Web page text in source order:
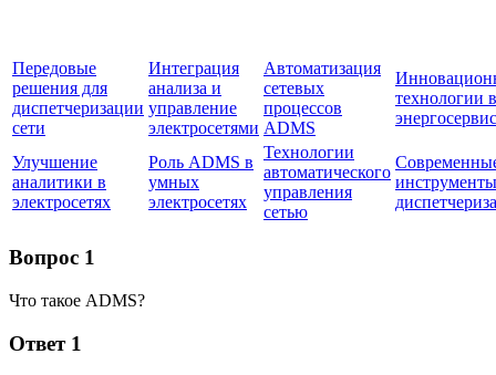
Передовые
решения для
диспетчеризации
сети
Интеграция
анализа и
управление
электросетями
Автоматизация
сетевых
процессов
ADMS
технологии в
Улучшение
аналитики в
электросетях
Роль ADMS в
умных
электросетях
Технологии
автоматического
управления
сетью
инструменты
Вопрос 1
Что такое ADMS?
Ответ 1